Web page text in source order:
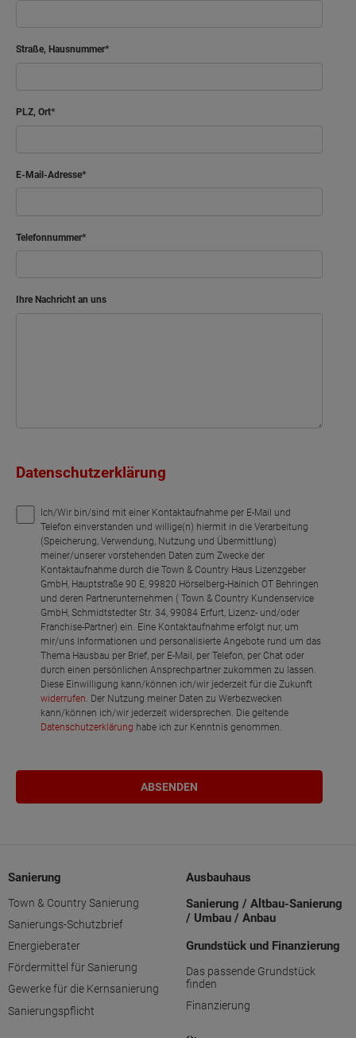
Straße, Hausnummer
PLZ, Ort
E-Mail-Adresse
Telefonnummer
Ihre Nachricht an uns
Datenschutzerklärung
Ich/Wir bin/sind mit einer Kontaktaufnahme per E-Mail und
Telefon einverstanden und willige(n) hiermit in die Verarbeitung
(Speicherung, Verwendung, Nutzung und Übermittlung)
meiner/unserer vorstehenden Daten zum Zwecke der
Kontaktaufnahme durch die Town & Country Haus Lizenzgeber
GmbH, Hauptstraße 90 E, 99820 Hörselberg-Hainich OT Behringen
und deren Partnerunternehmen ( Town & Country Kundenservice
GmbH, Schmidtstedter Str. 34, 99084 Erfurt, Lizenz- und/oder
Franchise-Partner) ein. Eine Kontaktaufnahme erfolgt nur, um
mir/uns Informationen und personalisierte Angebote rund um das
Thema Hausbau per Brief, per E-Mail, per Telefon, per Chat oder
durch einen persönlichen Ansprechpartner zukommen zu lassen.
Diese Einwilligung kann/können ich/wir jederzeit für die Zukunft
widerrufen. Der Nutzung meiner Daten zu Werbezwecken
kann/können ich/wir jederzeit widersprechen. Die geltende
Datenschutzerklärung habe ich zur Kenntnis genommen.
Sanierung
Town & Country Sanierung
Sanierungs-Schutzbrief
Energieberater
Fördermittel für Sanierung
Gewerke für die Kernsanierung
Sanierungspflicht
Ausbauhaus
Sanierung / Altbau-Sanierung
/ Umbau / Anbau
Grundstück und Finanzierung
Das passende Grundstück
finden
Finanzierung